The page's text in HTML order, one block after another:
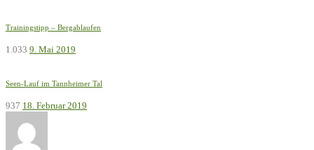
Trainingstipp – Bergablaufen
1.033 9. Mai 2019
Seen-Lauf im Tannheimer Tal
937 18. Februar 2019